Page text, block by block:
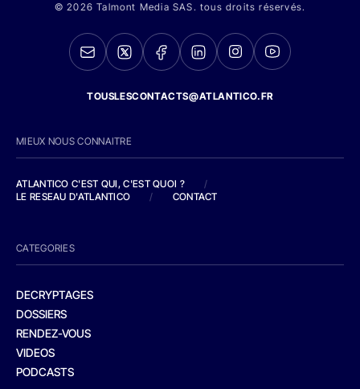
© 2026 Talmont Media SAS. tous droits réservés.
TOUSLESCONTACTS@ATLANTICO.FR
MIEUX NOUS CONNAITRE
ATLANTICO C'EST QUI, C'EST QUOI ?
/
LE RESEAU D'ATLANTICO
/ CONTACT
CATEGORIES
DECRYPTAGES
DOSSIERS
RENDEZ-VOUS
VIDEOS
PODCASTS